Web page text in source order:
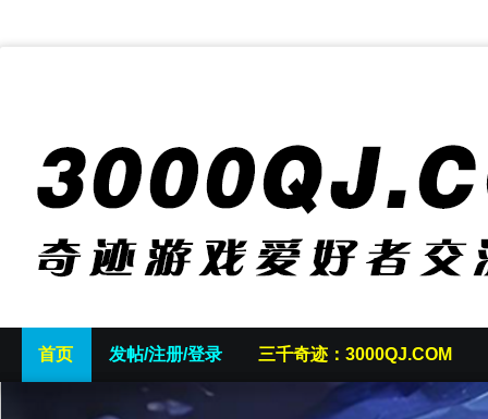
首页 发帖/注册/登录 三千奇迹：3000QJ.COM